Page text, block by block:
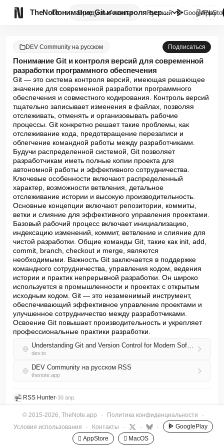
TheNote ПродуктыАгенты Понимание Git и контроля верси...
Русский GooglePlay

DEV Community на русском Подписаться
Понимание Git и контроля версий для современной
разработки программного обеспечения
Git — это система контроля версий, имеющая решающее
значение для современной разработки программного
обеспечения и совместного кодирования. Контроль версий
тщательно записывает изменения в файлах, позволяя
отслеживать, отменять и организовывать рабочие
процессы. Git конкретно решает такие проблемы, как
отслеживание кода, предотвращение перезаписи и
облегчение командной работы между разработчиками.
Будучи распределенной системой, Git позволяет
разработчикам иметь полные копии проекта для
автономной работы и эффективного сотрудничества.
Ключевые особенности включают распределенный
характер, возможности ветвления, детальное
отслеживание истории и высокую производительность.
Основные концепции включают репозитории, коммиты,
ветки и слияние для эффективного управления проектами.
Базовый рабочий процесс включает инициализацию,
индексацию изменений, коммит, ветвление и слияние для
чистой разработки. Общие команды Git, такие как init, add,
commit, branch, checkout и merge, являются
необходимыми. Важность Git заключается в поддержке
командного сотрудничества, управления кодом, ведения
истории и практик непрерывной разработки. Он широко
используется в промышленности и проектах с открытым
исходным кодом. Git — это незаменимый инструмент,
обеспечивающий эффективное управление проектами и
улучшенное сотрудничество между разработчиками.
Освоение Git повышает производительность и укрепляет
профессиональные практики разработки.
Understanding Git and Version Control for Modern Software Development
dev.to
DEV Community на русском RSS
thenote.app
RSS Hunter•30 апр.
© 2015-2026, TheNote.app · Политика конфиденциальности
·
Условия использования
· Контакты · · ·
GooglePlay
 AppStore
 MacOS